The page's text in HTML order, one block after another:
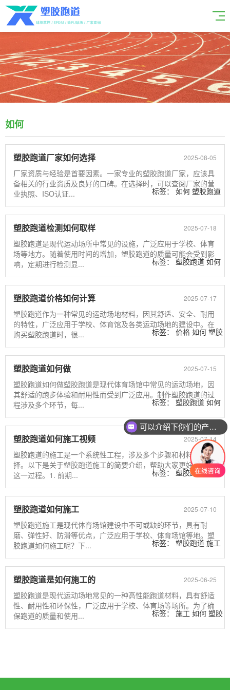
如何
2025-08-05
塑胶跑道厂家如何选择
厂家资质与经验是首要因素。一家专业的塑胶跑道厂家，应该具
备相关的行业资质及良好的口碑。在选择时，可以查阅厂家的营
业执照、ISO认证...
标签： 如何 塑胶跑道
2025-07-18
塑胶跑道检测如何取样
塑胶跑道是现代运动场所中常见的设施，广泛应用于学校、体育
场等地方。随着使用时间的增加，塑胶跑道的质量可能会受到影
响，定期进行检测显...
标签： 塑胶跑道 如何
2025-07-17
塑胶跑道价格如何计算
塑胶跑道作为一种常见的运动场地材料，因其舒适、安全、耐用
的特性，广泛应用于学校、体育馆及各类运动场地的建设中。在
购买塑胶跑道时，很...
标签： 价格 如何 塑胶
2025-07-15
塑胶跑道如何做
塑胶跑道如何做塑胶跑道是现代体育场馆中常见的运动场地，因
其舒适的跑步体验和耐用性而受到广泛应用。制作塑胶跑道的过
程涉及多个环节，每...
标签： 塑胶跑道 如何
2025-07-14
塑胶跑道如何施工视频
塑胶跑道的施工是一个系统性工程，涉及多个步骤和材料的选
择。以下是关于塑胶跑道施工的简要介绍，帮助大家更好地理解
这一过程。1. 前期...
标签： 塑胶跑道 如何
2025-07-10
塑胶跑道如何施工
塑胶跑道施工是现代体育场馆建设中不可或缺的环节，具有耐
磨、弹性好、防滑等优点，广泛应用于学校、体育场馆等地。塑
胶跑道如何施工呢？下...
标签： 塑胶跑道 施工
2025-06-25
塑胶跑道是如何施工的
塑胶跑道是现代运动场地常见的一种高性能跑道材料，具有舒适
性、耐用性和环保性，广泛应用于学校、体育场等场所。为了确
保跑道的质量和使用...
标签： 施工 如何 塑胶
可以介绍下你们的产品么